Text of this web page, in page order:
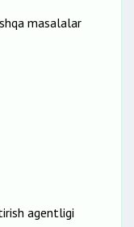
masalalar
agentligi